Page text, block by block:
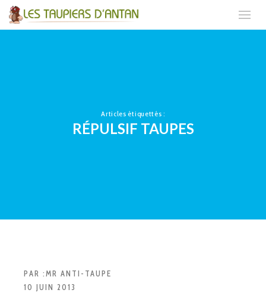
Articles étiquettés :
RÉPULSIF TAUPES
PAR :MR ANTI-TAUPE
10 JUIN 2013